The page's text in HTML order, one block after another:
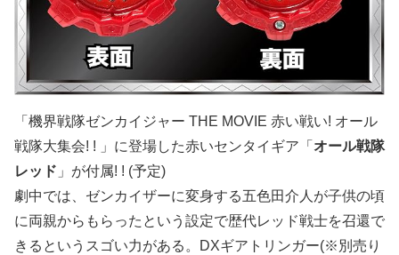
「機界戦隊ゼンカイジャー THE MOVIE 赤い戦い! オール
戦隊大集会! ! 」に登場した赤いセンタイギア「 オール戦隊
レッド 」が付属! ! (予定)
劇中では、ゼンカイザーに変身する五色田介人が子供の頃
に両親からもらったという設定で歴代レッド戦士を召還で
きるというスゴい力がある。DXギアトリンガー(※別売り